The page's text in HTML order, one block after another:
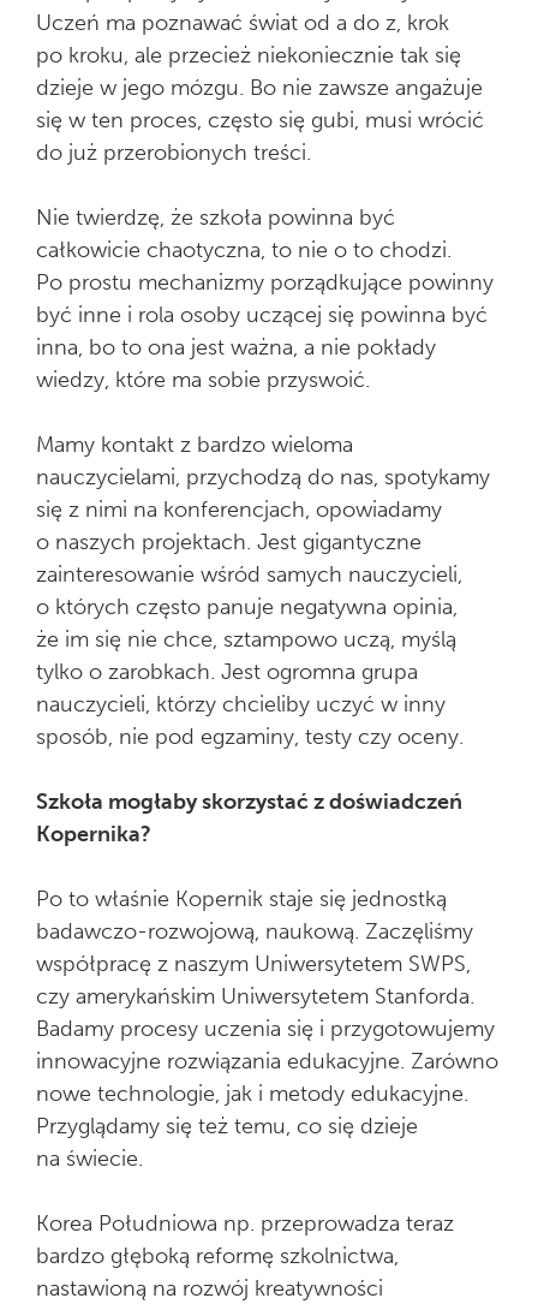
Uczeń ma poznawać świat od a do z, krok
po kroku, ale przecież niekoniecznie tak się
dzieje w jego mózgu. Bo nie zawsze angażuje
się w ten proces, często się gubi, musi wrócić
do już przerobionych treści.
Nie twierdzę, że szkoła powinna być
całkowicie chaotyczna, to nie o to chodzi.
Po prostu mechanizmy porządkujące powinny
być inne i rola osoby uczącej się powinna być
inna, bo to ona jest ważna, a nie pokłady
wiedzy, które ma sobie przyswoić.
Mamy kontakt z bardzo wieloma
nauczycielami, przychodzą do nas, spotykamy
się z nimi na konferencjach, opowiadamy
o naszych projektach. Jest gigantyczne
zainteresowanie wśród samych nauczycieli,
o których często panuje negatywna opinia,
że im się nie chce, sztampowo uczą, myślą
tylko o zarobkach. Jest ogromna grupa
nauczycieli, którzy chcieliby uczyć w inny
sposób, nie pod egzaminy, testy czy oceny.
Szkoła mogłaby skorzystać z doświadczeń
Kopernika?
Po to właśnie Kopernik staje się jednostką
badawczo-rozwojową, naukową. Zaczęliśmy
współpracę z naszym Uniwersytetem SWPS,
czy amerykańskim Uniwersytetem Stanforda.
Badamy procesy uczenia się i przygotowujemy
innowacyjne rozwiązania edukacyjne. Zarówno
nowe technologie, jak i metody edukacyjne.
Przyglądamy się też temu, co się dzieje
na świecie.
Korea Południowa np. przeprowadza teraz
bardzo głęboką reformę szkolnictwa,
nastawioną na rozwój kreatywności